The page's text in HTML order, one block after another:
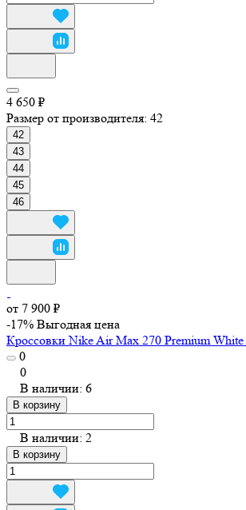
4 650 ₽
Размер от производителя: 42
42
43
44
45
46
от 7 900 ₽
-17% Выгодная цена
Кроссовки Nike Air Max 270 Premium
0
0
В наличии: 6
В корзину
В наличии: 2
В корзину